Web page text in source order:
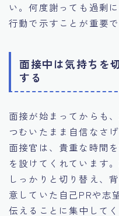
い。何度謝っても過剰
行動で示すことが重要で
面接中は気持ちを
する
面接が始まってからも
つむいたまま自信なさ
面接官は、貴重な時間
を設けてくれています
しっかりと切り替え、
意していた自己PRや志
伝えることに集中してく